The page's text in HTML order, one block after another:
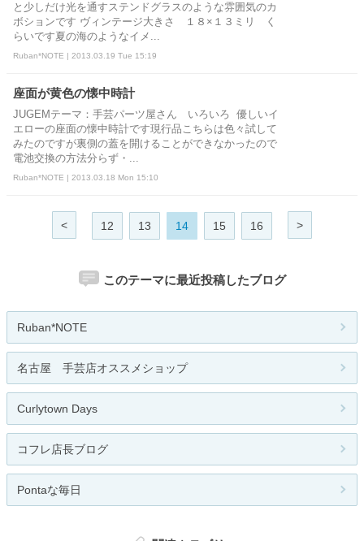
と少しだけ光を通すステンドグラスのような雰囲気のカ
ボションです ヴィンテージ大きさ １８×１３ミリ く
らいです夏の海のようなイメ...
Ruban*NOTE | 2013.03.19 Tue 15:19
座面が黄色の懐中時計
JUGEMテーマ：手芸パーツ屋さん いろいろ 優しいイ
エローの座面の懐中時計です現行品こちらは色々試して
みたのですが裏側の蓋を開けることができなかったので
電池交換の方法分らず・...
Ruban*NOTE | 2013.03.18 Mon 15:10
< 12 13 14 15 16 >
このテーマに最近投稿したブログ
Ruban*NOTE
名古屋 手芸店オススメショップ
Curlytown Days
コフレ店長ブログ
Pontaな毎日